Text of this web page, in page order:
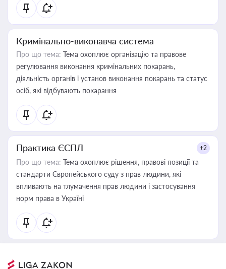
Кримінально-виконавча система
Про що тема: Тема охоплює організацію та правове
регулювання виконання кримінальних покарань,
діяльність органів і установ виконання покарань та статус
осіб, які відбувають покарання
Практика ЄСПЛ +2
Про що тема: Тема охоплює рішення, правові позиції та
стандарти Європейського суду з прав людини, які
впливають на тлумачення прав людини і застосування
норм права в Україні